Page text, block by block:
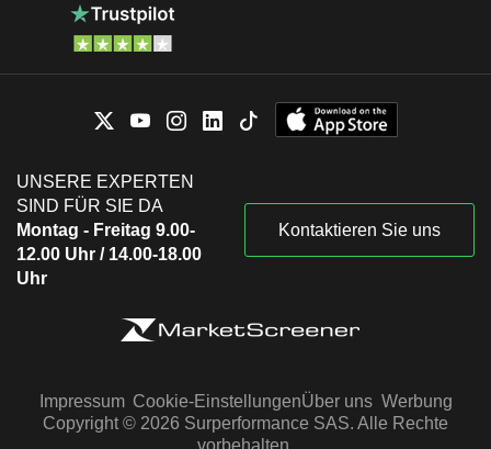
UNSERE EXPERTEN
SIND FÜR SIE DA
Montag - Freitag 9.00-
12.00 Uhr / 14.00-18.00
Uhr
Kontaktieren Sie uns
Impressum Cookie-EinstellungenÜber uns Werbung
Copyright © 2026 Surperformance SAS. Alle Rechte
vorbehalten.